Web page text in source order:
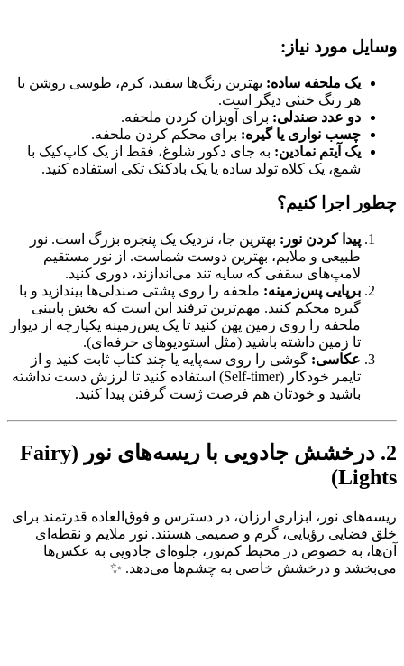
وسایل مورد نیاز:
یک ملحفه ساده: بهترین رنگ‌ها سفید، کرم، طوسی روشن یا
هر رنگ خنثی دیگر است.
دو عدد صندلی: برای آویزان کردن ملحفه.
چسب نواری یا گیره: برای محکم کردن ملحفه.
یک آیتم نمادین: به جای دکور شلوغ، فقط از یک کاپ‌کیک با
شمع، یک کلاه تولد ساده یا یک بادکنک تکی استفاده کنید.
چطور اجرا کنیم؟
پیدا کردن نور: بهترین جا، نزدیک یک پنجره بزرگ است. نور
طبیعی و ملایم، بهترین دوست شماست. از نور مستقیم
لامپ‌های سقفی که سایه تند می‌اندازند، دوری کنید.
برپایی پس‌زمینه: ملحفه را روی پشتی صندلی‌ها بیندازید و با
گیره محکم کنید. مهم‌ترین ترفند این است که بخش پایینی
ملحفه را روی زمین پهن کنید تا یک پس‌زمینه یکپارچه از دیوار
تا زمین داشته باشید (مثل استودیوهای حرفه‌ای).
عکاسی: گوشی را روی سه‌پایه یا چند کتاب ثابت کنید و از
تایمر خودکار (Self-timer) استفاده کنید تا لرزش دست نداشته
باشید و خودتان هم فرصت ژست گرفتن پیدا کنید.
2. درخشش جادویی با ریسه‌های نور (Fairy
Lights)
ریسه‌های نور، ابزاری ارزان، در دسترس و فوق‌العاده قدرتمند برای
خلق فضایی رؤیایی، گرم و صمیمی هستند. نور ملایم و نقطه‌ای
آن‌ها، به خصوص در محیط کم‌نور، جلوه‌ای جادویی به عکس‌ها
می‌بخشد و درخشش خاصی به چشم‌ها می‌دهد. ✨